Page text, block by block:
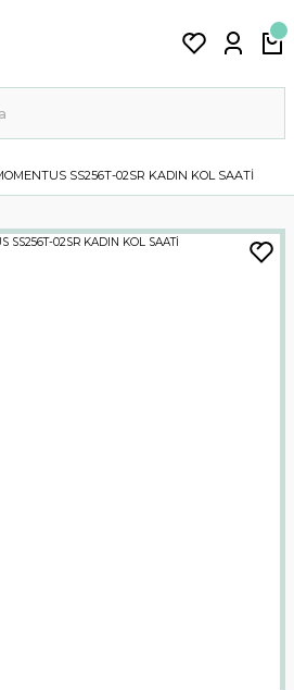
SS256T-02SR KADIN KOL SAATİ